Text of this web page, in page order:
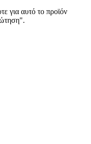
για αυτό το προϊόν